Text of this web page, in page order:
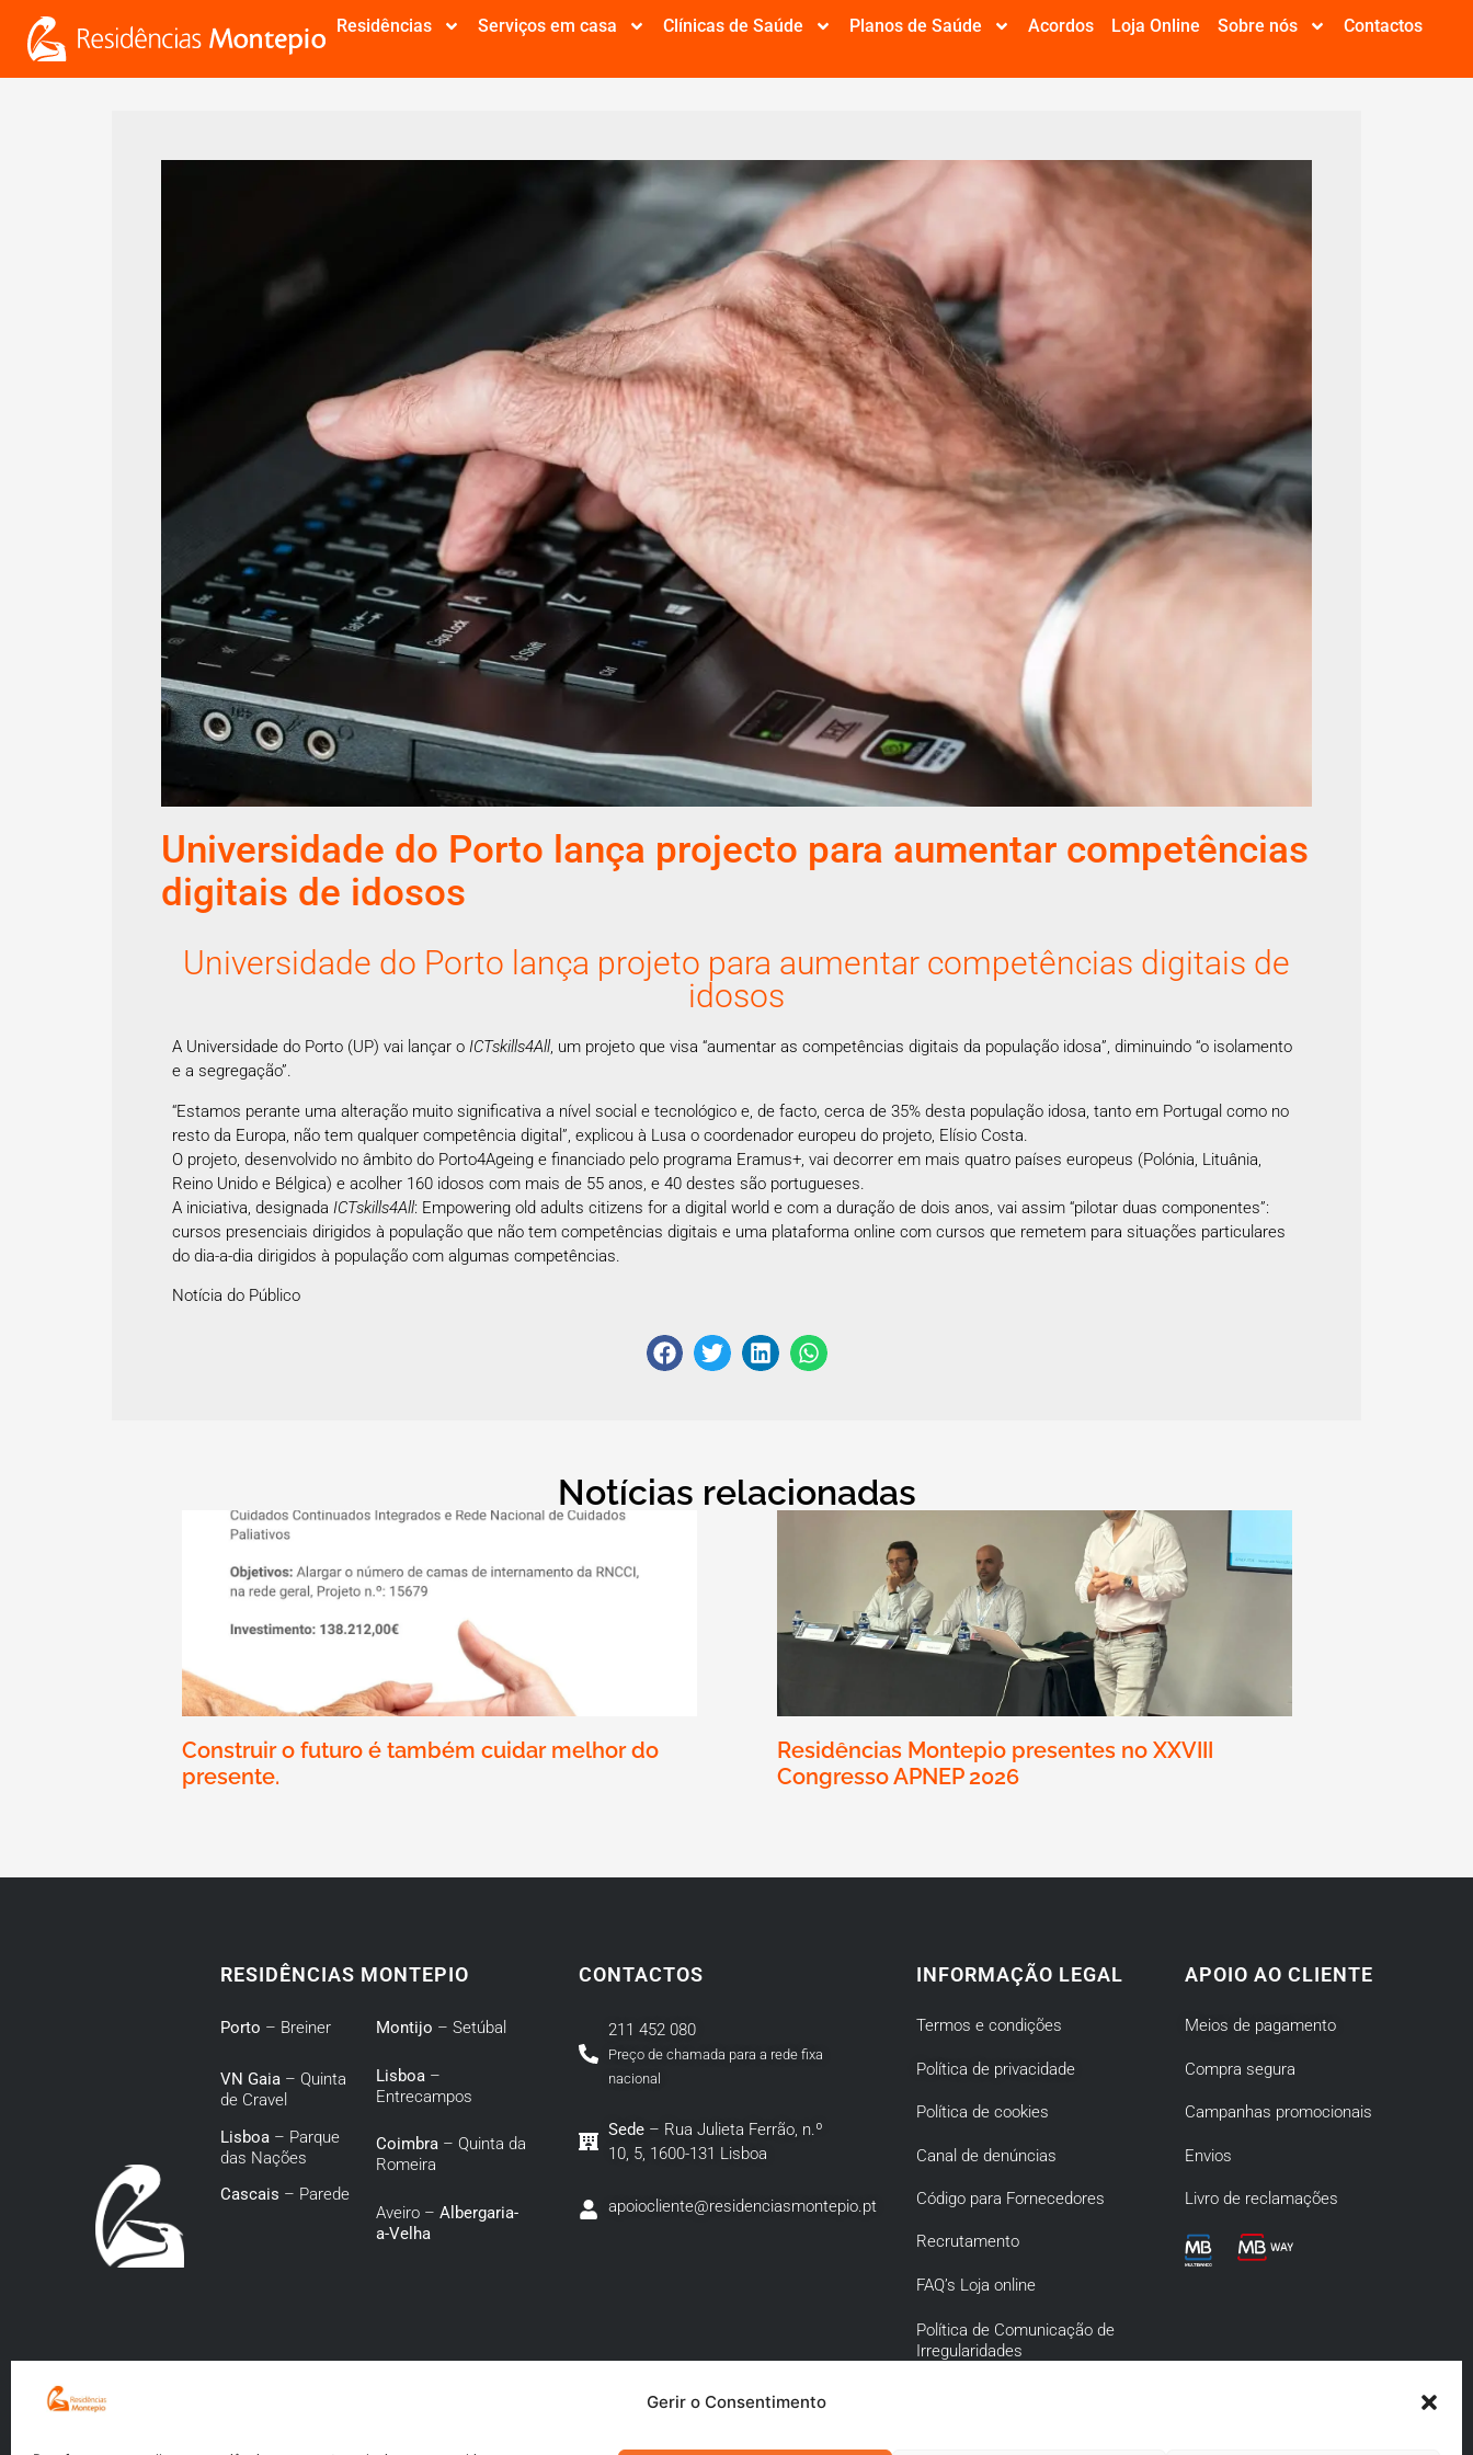
Gerir o Consentimento
Residências Serviços em casa Clínicas de Saúde Planos de Saúde Acordos Loja Online Sobre nós Contactos
Universidade do Porto lança projecto para aumentar competências
digitais de idosos
Universidade do Porto lança projeto para aumentar competências digitais de
idosos
A Universidade do Porto (UP) vai lançar o ICTskills4All, um projeto que visa “aumentar as competências digitais da população idosa”, diminuindo “o isolamento
e a segregação”.
“Estamos perante uma alteração muito significativa a nível social e tecnológico e, de facto, cerca de 35% desta população idosa, tanto em Portugal como no
resto da Europa, não tem qualquer competência digital”, explicou à Lusa o coordenador europeu do projeto, Elísio Costa.
O projeto, desenvolvido no âmbito do Porto4Ageing e financiado pelo programa Eramus+, vai decorrer em mais quatro países europeus (Polónia, Lituânia,
Reino Unido e Bélgica) e acolher 160 idosos com mais de 55 anos, e 40 destes são portugueses.
A iniciativa, designada ICTskills4All: Empowering old adults citizens for a digital world e com a duração de dois anos, vai assim “pilotar duas componentes”:
cursos presenciais dirigidos à população que não tem competências digitais e uma plataforma online com cursos que remetem para situações particulares
do dia-a-dia dirigidos à população com algumas competências.
Notícia do Público
Notícias relacionadas
Construir o futuro é também cuidar melhor do
presente.
Residências Montepio presentes no XXVIII
Congresso APNEP 2026
RESIDÊNCIAS MONTEPIO
Porto – Breiner
VN Gaia – Quinta
de Cravel
Lisboa – Parque
das Nações
Cascais – Parede
Montijo – Setúbal
Lisboa–
Entrecampos
Coimbra– Quinta da
Romeira
Aveiro – Albergaria-
a-Velha
CONTACTOS
211 452 080
Preço de chamada para a rede fixa
nacional
Sede – Rua Julieta Ferrão, n.º
10, 5, 1600-131 Lisboa
apoiocliente@residenciasmontepio.pt
INFORMAÇÃO LEGAL
Termos e condições
Política de privacidade
Política de cookies
Canal de denúncias
Código para Fornecedores
Recrutamento
FAQ’s Loja online
Política de Comunicação de
Irregularidades
APOIO AO CLIENTE
Meios de pagamento
Compra segura
Campanhas promocionais
Envios
Livro de reclamações